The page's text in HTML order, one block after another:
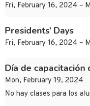
Fri, February 16, 2024 –
Presidents’ Days
Fri, February 16, 2024 –
Día de
Mon, February 19, 2024
No hay clases para los